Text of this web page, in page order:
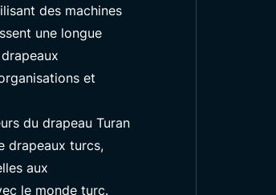
des machines
une longue
et
du drapeau Turan
drapeaux turcs,
aux
le monde turc.